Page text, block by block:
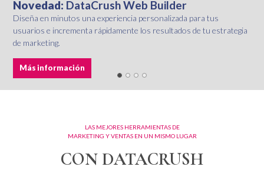
Novedad: DataCrush Web Builder
Diseña en minutos una experiencia personalizada para tus
usuarios e incrementa rápidamente los resultados de tu estrategia
de marketing.
Más información
LAS MEJORES HERRAMIENTAS DE
MARKETING Y VENTAS EN UN MISMO LUGAR
CON DATACRUSH